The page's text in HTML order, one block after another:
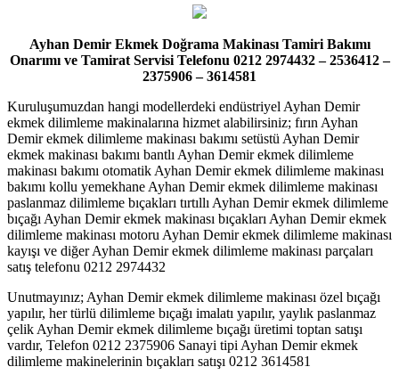
Ayhan Demir Ekmek Doğrama Makinası Tamiri Bakımı
Onarımı ve Tamirat Servisi Telefonu 0212 2974432 – 2536412 –
2375906 – 3614581
Kuruluşumuzdan hangi modellerdeki endüstriyel Ayhan Demir
ekmek dilimleme makinalarına hizmet alabilirsiniz; fırın Ayhan
Demir ekmek dilimleme makinası bakımı setüstü Ayhan Demir
ekmek makinası bakımı bantlı Ayhan Demir ekmek dilimleme
makinası bakımı otomatik Ayhan Demir ekmek dilimleme makinası
bakımı kollu yemekhane Ayhan Demir ekmek dilimleme makinası
paslanmaz dilimleme bıçakları tırtıllı Ayhan Demir ekmek dilimleme
bıçağı Ayhan Demir ekmek makinası bıçakları Ayhan Demir ekmek
dilimleme makinası motoru Ayhan Demir ekmek dilimleme makinası
kayışı ve diğer Ayhan Demir ekmek dilimleme makinası parçaları
satış telefonu 0212 2974432
Unutmayınız; Ayhan Demir ekmek dilimleme makinası özel bıçağı
yapılır, her türlü dilimleme bıçağı imalatı yapılır, yaylık paslanmaz
çelik Ayhan Demir ekmek dilimleme bıçağı üretimi toptan satışı
vardır, Telefon 0212 2375906 Sanayi tipi Ayhan Demir ekmek
dilimleme makinelerinin bıçakları satışı 0212 3614581